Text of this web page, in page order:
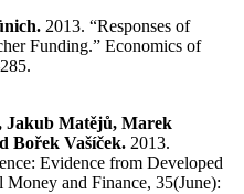
2013. “Responses of
Funding.” Economics of
Jakub Matějů, Marek
Bořek Vašíček. 2013.
Evidence from Developed
and Finance, 35(June):